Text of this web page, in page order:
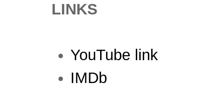
LINKS
YouTube link
IMDb